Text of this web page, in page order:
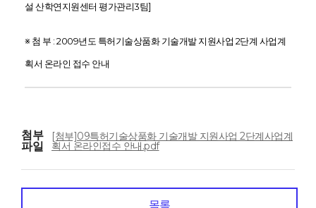
설 산학연지원센터 평가관리3팀]
※ 첨 부 :2009년도 특허기술상품화 기술개발 지원사업 2단계 사업계
획서 온라인 접수 안내
첨부
파일
[첨부]09특허기술상품화 기술개발 지원사업 2단계사업계
획서 온라인접수 안내.pdf
목록